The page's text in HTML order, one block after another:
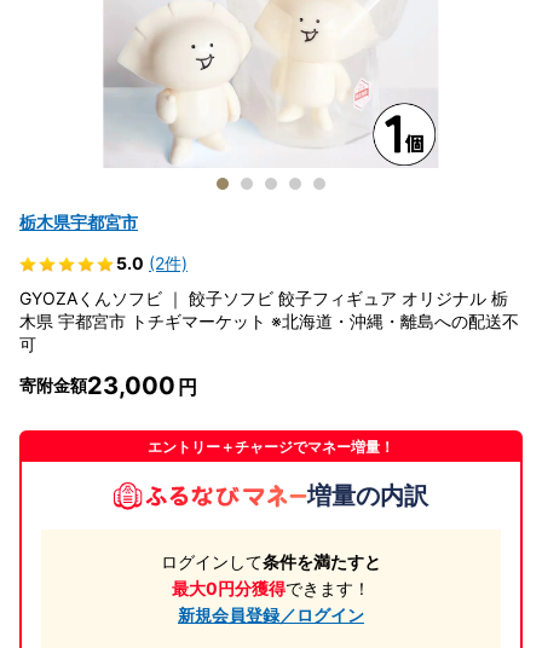
栃木県宇都宮市
5.0 (2件)
GYOZAくんソフビ ｜ 餃子ソフビ 餃子フィギュア オリジナル 栃
木県 宇都宮市 トチギマーケット ※北海道・沖縄・離島への配送不
可
寄附金額23,000
エントリー＋チャージでマネー増量！
増量の内訳
ログインして条件を満たすと
最大0円分獲得できます！
新規会員登録／ログイン